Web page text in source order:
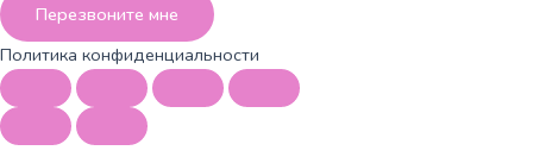
Перезвоните мне
Политика конфиденциальности